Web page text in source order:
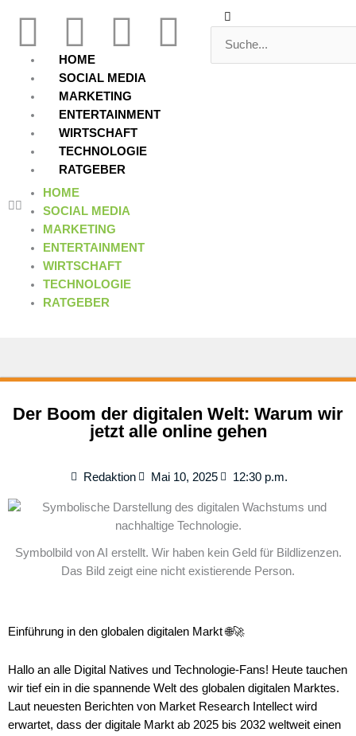
springen
F
a
c
e
b
o
o
k
T
w
i
t
t
e
r
Y
o
u
t
b
e
L
Suche
HOME
SOCIAL MEDIA
MARKETING
ENTERTAINMENT
WIRTSCHAFT
TECHNOLOGIE
RATGEBER
HOME
SOCIAL MEDIA
MARKETING
ENTERTAINMENT
WIRTSCHAFT
TECHNOLOGIE
RATGEBER
Der Boom der digitalen Welt: Warum wir
jetzt alle online gehen
Redaktion Mai 10, 2025 12:30 p.m.
Symbolbild von AI erstellt. Wir haben kein Geld für Bildlizenzen.
Das Bild zeigt eine nicht existierende Person.
Einführung in den globalen digitalen Markt 🌐🚀
Hallo an alle Digital Natives und Technologie-Fans! Heute tauchen
wir tief ein in die spannende Welt des globalen digitalen Marktes.
Laut neuesten Berichten von Market Research Intellect wird
erwartet, dass der digitale Markt ab 2025 bis 2032 weltweit einen